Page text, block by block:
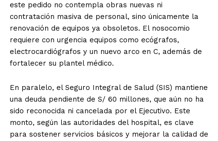
este pedido no contempla obras nuevas ni
contratación masiva de personal, sino únicamente la
renovación de equipos ya obsoletos. El nosocomio
requiere con urgencia equipos como ecógrafos,
electrocardiógrafos y un nuevo arco en C, además de
fortalecer su plantel médico.
En paralelo, el Seguro Integral de Salud (SIS) mantiene
una deuda pendiente de S/ 60 millones, que aún no ha
sido reconocida ni cancelada por el Ejecutivo. Este
monto, según las autoridades del hospital, es clave
para sostener servicios básicos y mejorar la calidad de